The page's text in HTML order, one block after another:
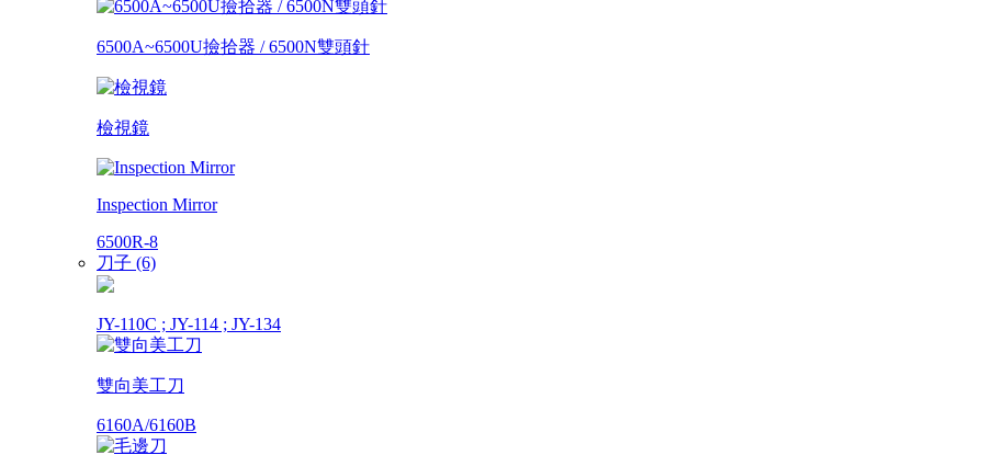
6500A~6500U撿拾器 / 6500N雙頭針
檢視鏡
Inspection Mirror
6500R-8
刀子 (6)
JY-110C ; JY-114 ; JY-134
雙向美工刀
6160A/6160B